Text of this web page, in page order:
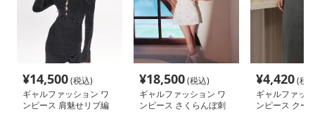
¥14,500(税込)
ギャルファッション ワ
ンピース 肩魅せリブ編
¥18,500(税込)
ギャルファッション ワ
ンピース さくらんぼ刺
¥4,420(税
ギャルファッ
ンピース クー